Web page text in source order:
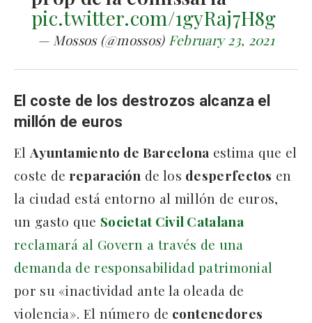
pic.twitter.com/1gyRaj7H8g
— Mossos (@mossos) February 23, 2021
El coste de los destrozos alcanza el
millón de euros
El Ayuntamiento de Barcelona estima que el
coste de reparación de los desperfectos en
la ciudad está entorno al millón de euros,
un gasto que Societat Civil Catalana
reclamará al Govern a través de una
demanda de responsabilidad patrimonial
por su «inactividad ante la oleada de
violencia». El número de contenedores